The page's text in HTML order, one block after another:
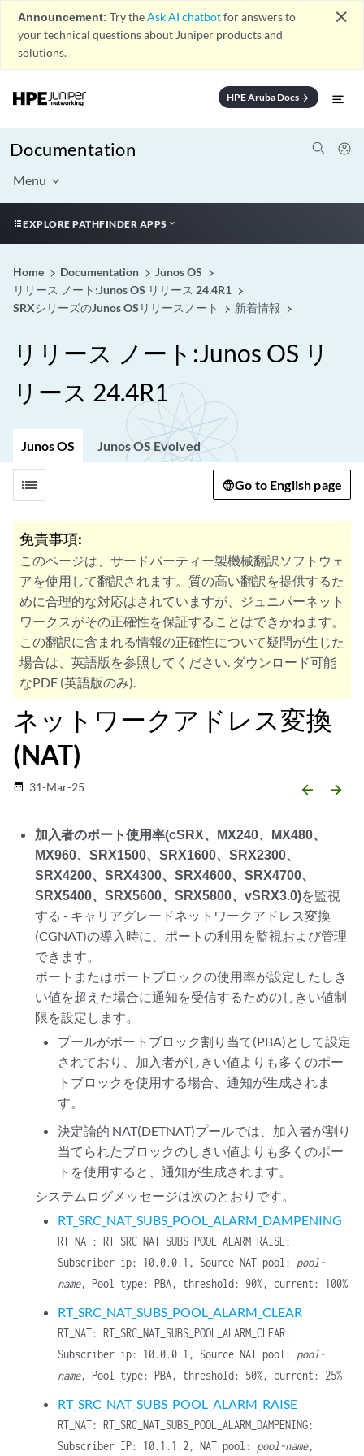
Announcement: Try theAsk AI chatbotfor answers to
your technical questions about Juniper products and
solutions.
close
HPE Aruba Docsarrow_forward
Documentation
Menu
EXPLORE PATHFINDER APPS
Home Documentation
Junos OS
リリース ノート:Junos OS リリース 24.4R1
SRXシリーズのJunos OSリリースノート
新着情報
リリース ノート:Junos OS リ
リース 24.4R1
Junos OS Junos OS Evolved
list Go to English page
免責事項:
このページは、サードパーティー製機械翻訳ソフトウェ
アを使用して翻訳されます。質の高い翻訳を提供するた
めに合理的な対応はされていますが、ジュニパーネット
ワークスがその正確性を保証することはできかねます。
この翻訳に含まれる情報の正確性について疑問が生じた
場合は、英語版を参照してください. ダウンロード可能
なPDF (英語版のみ).
ネットワークアドレス変換
(NAT)
date_range 31-Mar-25 arrow_backward arrow_forward
加入者のポート使用率(cSRX、MX240、MX480、
MX960、SRX1500、SRX1600、SRX2300、
SRX4200、SRX4300、SRX4600、SRX4700、
SRX5400、SRX5600、SRX5800、vSRX3.0)を監視
する - キャリアグレードネットワークアドレス変換
(CGNAT)の導入時に、ポートの利用を監視および管理
できます。
ポートまたはポートブロックの使用率が設定したしき
い値を超えた場合に通知を受信するためのしきい値制
限を設定します。
プールがポートブロック割り当て(PBA)として設定
されており、加入者がしきい値よりも多くのポー
トブロックを使用する場合、通知が生成されま
す。
決定論的 NAT(DETNAT)プールでは、加入者が割り
当てられたブロックのしきい値よりも多くのポー
トを使用すると、通知が生成されます。
システムログメッセージは次のとおりです。
RT_SRC_NAT_SUBS_POOL_ALARM_DAMPENING
RT_NAT: RT_SRC_NAT_SUBS_POOL_ALARM_RAISE:
Subscriber ip: 10.0.0.1, Source NAT pool: pool-
name, Pool type: PBA, threshold: 90%, current: 100%
RT_SRC_NAT_SUBS_POOL_ALARM_CLEAR
RT_NAT: RT_SRC_NAT_SUBS_POOL_ALARM_CLEAR:
Subscriber ip: 10.0.0.1, Source NAT pool: pool-
name, Pool type: PBA, threshold: 50%, current: 25%
RT_SRC_NAT_SUBS_POOL_ALARM_RAISE
RT_NAT: RT_SRC_NAT_SUBS_POOL_ALARM_DAMPENING:
Subscriber IP: 10.1.1.2, NAT pool: pool-name,